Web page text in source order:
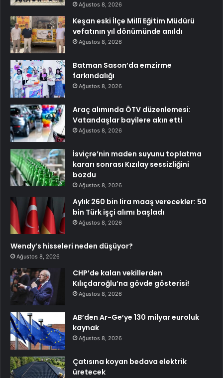
Ağustos 8, 2026
Keşan eski İlçe Millî Eğitim Müdürü
vefatının yıl dönümünde anıldı
Ağustos 8, 2026
Batman Sason’da emzirme
farkındalığı
Ağustos 8, 2026
Araç alımında ÖTV düzenlemesi:
Vatandaşlar bayilere akın etti
Ağustos 8, 2026
İsviçre’nin maden suyunu toplatma
kararı sonrası Kızılay sessizliğini
bozdu
Ağustos 8, 2026
Aylık 260 bin lira maaş verecekler: 50
bin Türk işçi alımı başladı
Ağustos 8, 2026
Wendy’s hisseleri neden düşüyor?
Ağustos 8, 2026
CHP’de kalan vekillerden
Kılıçdaroğlu’na gövde gösterisi!
Ağustos 8, 2026
AB’den Ar-Ge’ye 130 milyar euroluk
kaynak
Ağustos 8, 2026
Çatısına koyan bedava elektrik
üretecek